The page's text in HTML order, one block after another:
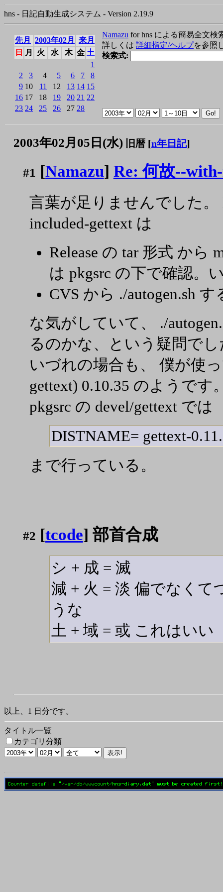
hns - 日記自動生成システム - Version 2.19.9
先月 2003年02月
来月
日
月 火 水 木 金 土
1
2
3 4 5 6 7
8
9 10 11 12 13 14 15
16 17 18 19 20 21 22
23 24 25 26 27 28
Namazu for hns による簡易全文検
詳しくは 詳細指定/ヘルプを参照
検索式:
2003年02月05日(水) 旧暦 [n年日記]
#1 [Namazu] Re: 何故--
言葉が足りませんでした。
included-gettext は
Release の tar 形式 から
は pkgsrc の下で確認。
CVS から ./autogen.sh
な気がしていて、 ./
るのかな、という疑問でし
いづれの場合も、 僕が使
gettext) 0.10.35 のようです
pkgsrc の devel/gettext では
DISTNAME= gettext-
まで行っている。
#2 [tcode] 部首合成
シ + 成 = 滅
減 + 火 = 淡 偏でなくて
うな
土 + 域 = 或 これはいい
以上、1 日分です。
タイトル一覧
カテゴリ分類